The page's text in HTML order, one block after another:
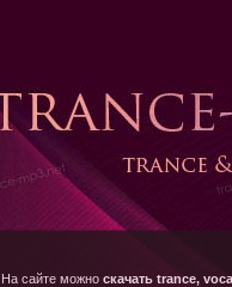
На сайте можно скачать trance,